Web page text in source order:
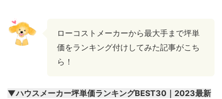
ローコストメーカーから最大手まで坪単
価をランキング付けしてみた記事がこち
ら！
▼ハウスメーカー坪単価ランキングBEST30｜2023最新